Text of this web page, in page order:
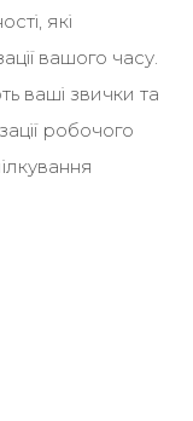
які
вашого часу.
ваші звички та
робочого